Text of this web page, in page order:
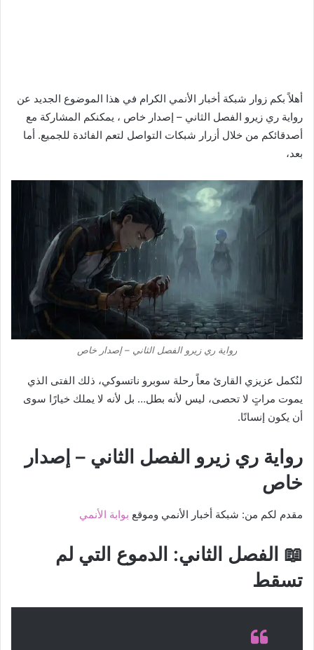
أهلاً بكم زوار شبكة أخبار الأنمي الكرام في هذا الموضوع الجديد عن
رواية ري زيرو الفصل الثاني – إصدار خاص ، يمكنكم المشاركة مع
أصدقائكم من خلال أزرار شبكات التواصل لتعم الفائدة للجميع. أما
بعد،
رواية ري زيرو الفصل الثاني – إصدار خاص
لنُكمل عزيزي القارئ معاً رحلة سوبرو ناتسوكي، ذلك الفتى الذي
يموت مراتٍ لا تحصى، ليس لأنه بطل… بل لأنه لا يملك خيارًا سوى
أن يكون إنسانًا.
رواية ري زيرو الفصل الثاني – إصدار
خاص
مقدم لكم من: شبكة أخبار الأنمي وموقع بوابة الأنمي
📖 الفصل الثاني: الدموع التي لم
تسقط